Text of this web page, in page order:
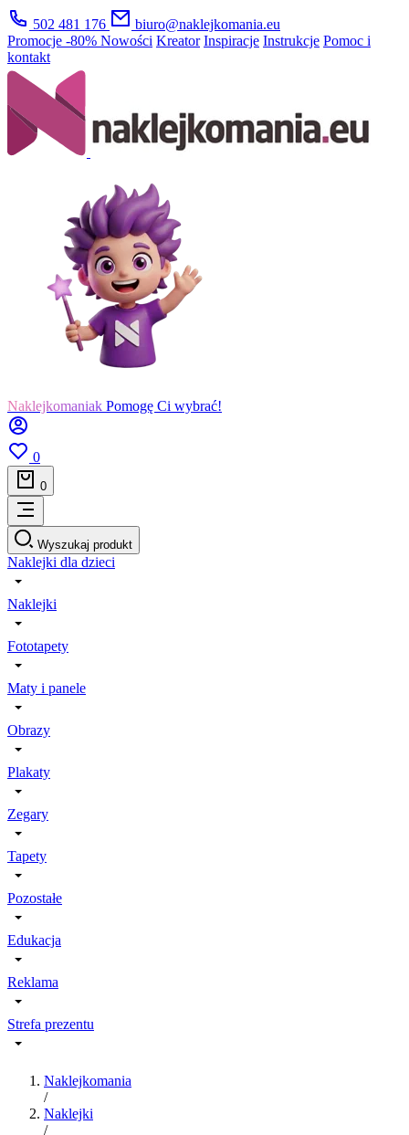
502 481 176
biuro@naklejkomania.eu
Promocje -80% Nowości Kreator Inspiracje Instrukcje Pomoc i
kontakt
Naklejkomaniak Pomogę Ci wybrać!
0
0
Wyszukaj produkt
Naklejki dla dzieci
Naklejki
Fototapety
Maty i panele
Obrazy
Plakaty
Zegary
Tapety
Pozostałe
Edukacja
Reklama
Strefa prezentu
Naklejkomania
/
Naklejki
/